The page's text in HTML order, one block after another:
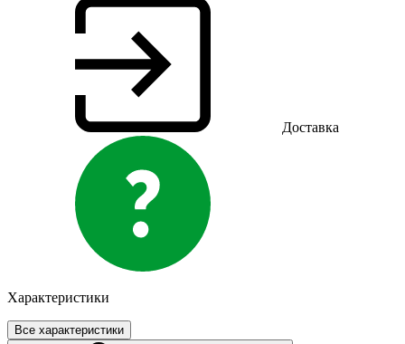
Доставка
Характеристики
Все характеристики